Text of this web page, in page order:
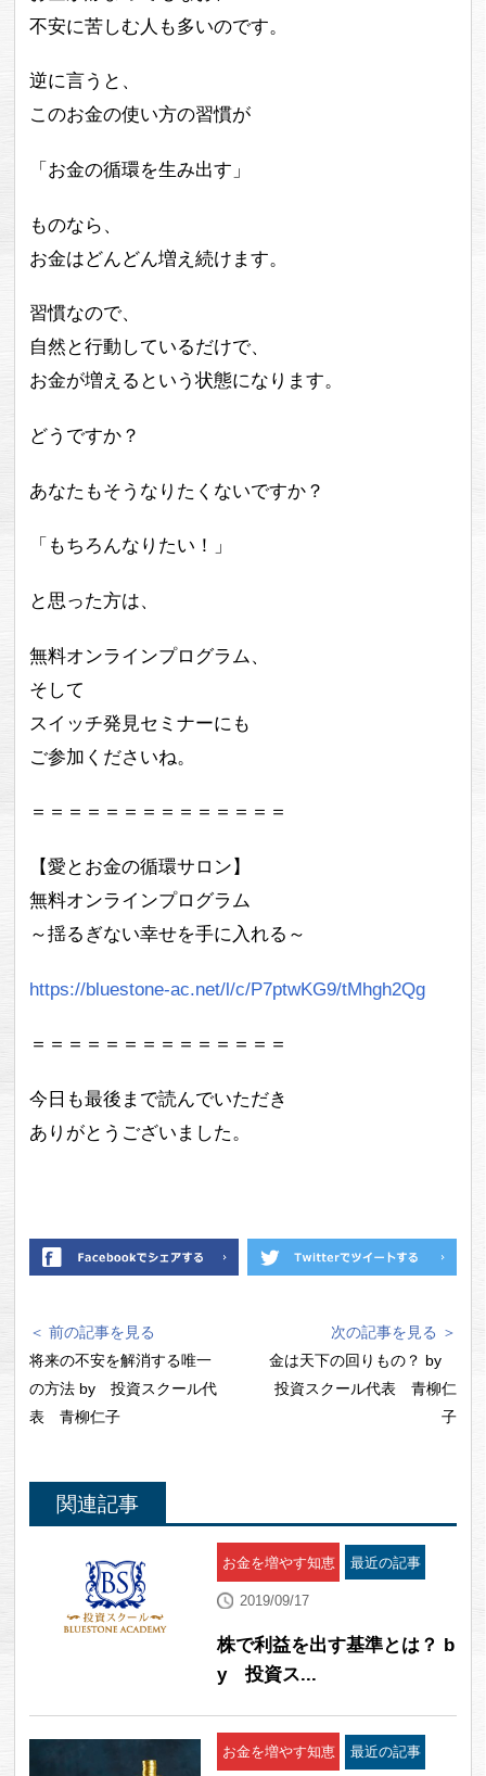
不安に苦しむ人も多いのです。
逆に言うと、
このお金の使い方の習慣が
「お金の循環を生み出す」
ものなら、
お金はどんどん増え続けます。
習慣なので、
自然と行動しているだけで、
お金が増えるという状態になります。
どうですか？
あなたもそうなりたくないですか？
「もちろんなりたい！」
と思った方は、
無料オンラインプログラム、
そして
スイッチ発見セミナーにも
ご参加くださいね。
＝＝＝＝＝＝＝＝＝＝＝＝＝＝
【愛とお金の循環サロン】
無料オンラインプログラム
～揺るぎない幸せを手に入れる～
https://bluestone-ac.net/l/c/P7ptwKG9/tMhgh2Qg
＝＝＝＝＝＝＝＝＝＝＝＝＝＝
今日も最後まで読んでいただき
ありがとうございました。
＜ 前の記事を見る
将来の不安を解消する唯一
の方法 by 投資スクール代
表 青柳仁子
次の記事を見る ＞
金は天下の回りもの？ by
投資スクール代表 青柳仁
子
関連記事
お金を増やす知恵 最近の記事
2019/09/17
株で利益を出す基準とは？ b
y 投資ス...
お金を増やす知恵 最近の記事